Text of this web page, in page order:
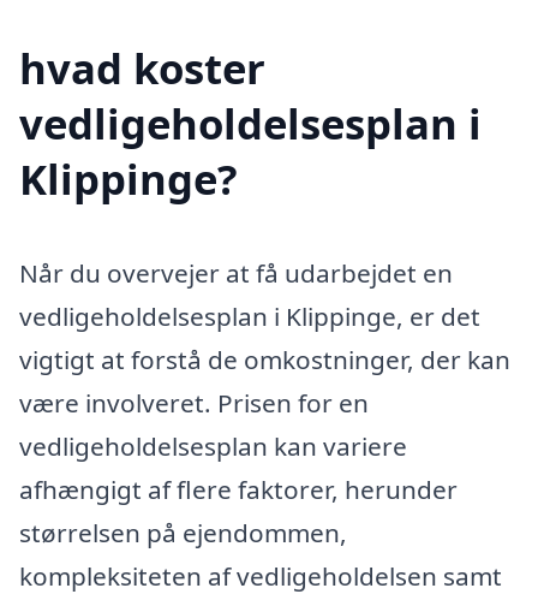
hvad koster
vedligeholdelsesplan i
Klippinge?
Når du overvejer at få udarbejdet en
vedligeholdelsesplan i Klippinge, er det
vigtigt at forstå de omkostninger, der kan
være involveret. Prisen for en
vedligeholdelsesplan kan variere
afhængigt af flere faktorer, herunder
størrelsen på ejendommen,
kompleksiteten af vedligeholdelsen samt